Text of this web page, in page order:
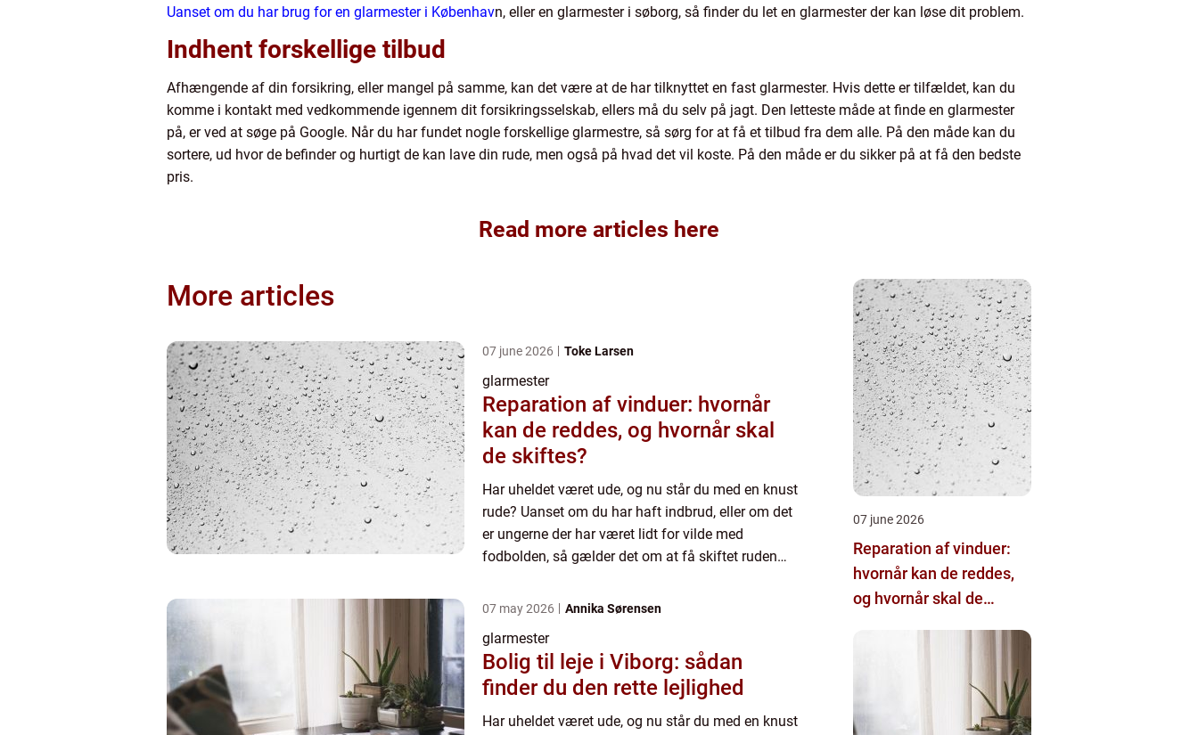
Uanset om du har brug for en glarmester i København, eller en glarmester i søborg, så finder du let en glarmester der kan løse dit problem.
Indhent forskellige tilbud
Afhængende af din forsikring, eller mangel på samme, kan det være at de har tilknyttet en fast glarmester. Hvis dette er tilfældet, kan du
komme i kontakt med vedkommende igennem dit forsikringsselskab, ellers må du selv på jagt. Den letteste måde at finde en glarmester
på, er ved at søge på Google. Når du har fundet nogle forskellige glarmestre, så sørg for at få et tilbud fra dem alle. På den måde kan du
sortere, ud hvor de befinder og hurtigt de kan lave din rude, men også på hvad det vil koste. På den måde er du sikker på at få den bedste
pris.
Read more articles here
More articles
07 june 2026 Toke Larsen
glarmester
Reparation af vinduer: hvornår
kan de reddes, og hvornår skal
de skiftes?
Har uheldet været ude, og nu står du med en knust
rude? Uanset om du har haft indbrud, eller om det
er ungerne der har været lidt for vilde med
fodbolden, så gælder det om at få skiftet ruden
07 may 2026 Annika Sørensen
glarmester
Bolig til leje i Viborg: sådan
finder du den rette lejlighed
Har uheldet været ude, og nu står du med en knust
07 june 2026
Reparation af vinduer:
hvornår kan de reddes,
og hvornår skal de